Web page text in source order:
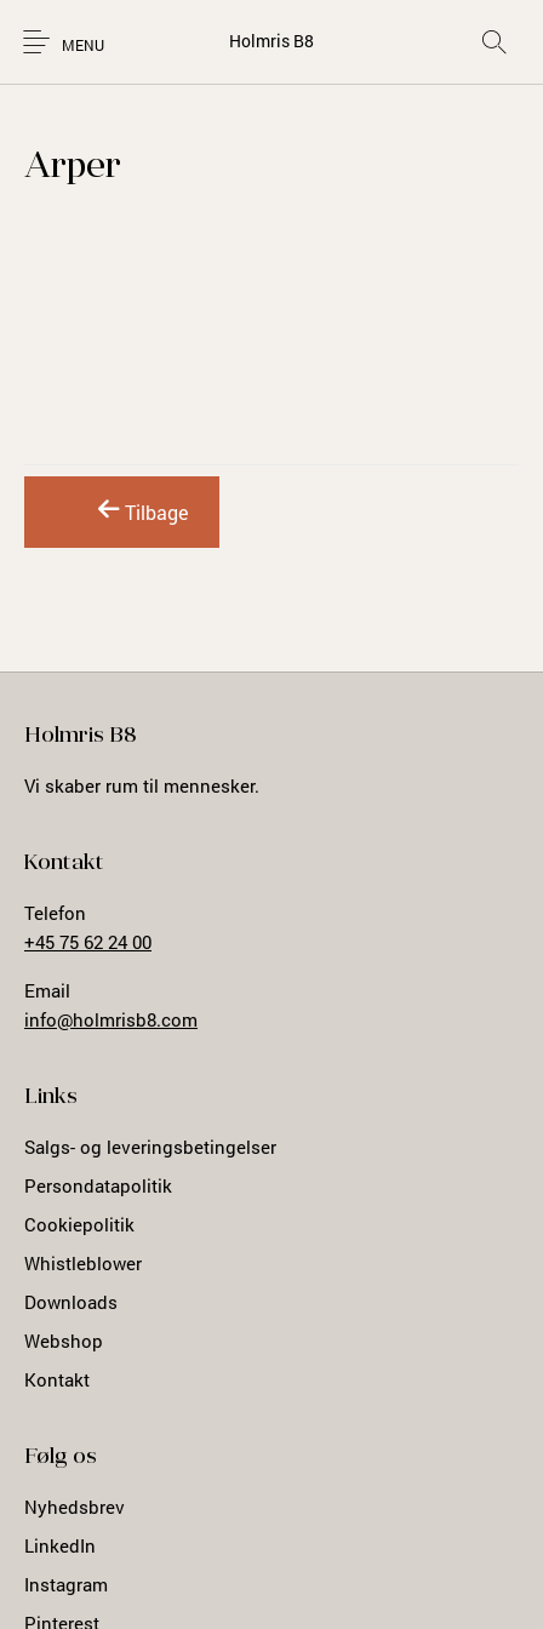
MENU Holmris B8
Arper
Tilbage
Holmris B8
Vi skaber rum til mennesker.
Kontakt
Telefon
+45 75 62 24 00
Email
info@holmrisb8.com
Links
Salgs- og leveringsbetingelser
Persondatapolitik
Cookiepolitik
Whistleblower
Downloads
Webshop
Kontakt
Følg os
Nyhedsbrev
LinkedIn
Instagram
Pinterest